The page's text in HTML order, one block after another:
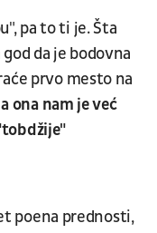
pa to ti je. Šta
god da je bodovna
prvo mesto na
ona nam je već
poena prednosti,